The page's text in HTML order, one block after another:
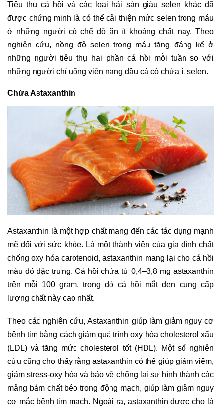
Tiêu thụ cá hồi và các loại hải sản giàu selen khác đã
được chứng minh là có thể cải thiện mức selen trong máu
ở những người có chế độ ăn ít khoáng chất này. Theo
nghiên cứu, nồng độ selen trong máu tăng đáng kể ở
những người tiêu thụ hai phần cá hồi mỗi tuần so với
những người chỉ uống viên nang dầu cá có chứa ít selen.
Chứa Astaxanthin
Astaxanthin là một hợp chất mang đến các tác dụng mạnh
mẽ đối với sức khỏe. Là một thành viên của gia đình chất
chống oxy hóa carotenoid, astaxanthin mang lại cho cá hồi
màu đỏ đặc trưng. Cá hồi chứa từ 0,4–3,8 mg astaxanthin
trên mỗi 100 gram, trong đó cá hồi mắt đen cung cấp
lượng chất này cao nhất.
Theo các nghiên cứu, Astaxanthin giúp làm giảm nguy cơ
bệnh tim bằng cách giảm quá trình oxy hóa cholesterol xấu
(LDL) và tăng mức cholesterol tốt (HDL). Một số nghiên
cứu cũng cho thấy rằng astaxanthin có thể giúp giảm viêm,
giảm stress-oxy hóa và bảo vệ chống lại sự hình thành các
mảng bám chất béo trong động mạch, giúp làm giảm nguy
cơ mắc bệnh tim mạch. Ngoài ra, astaxanthin được cho là